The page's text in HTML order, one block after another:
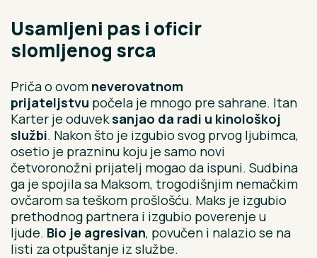
Usamljeni pas i oficir
slomljenog srca
Priča o ovom neverovatnom
prijateljstvu počela je mnogo pre sahrane. Itan
Karter je oduveksanjao da radi u kinološkoj
službi. Nakon što je izgubio svog prvog ljubimca,
osetio je prazninu koju je samo novi
četvoronožni prijatelj mogao da ispuni. Sudbina
ga je spojila sa Maksom, trogodišnjim nemačkim
ovčarom sa teškom prošlošću. Maks je izgubio
prethodnog partnera i izgubio poverenje u
ljude. Bio je agresivan, povučen i nalazio se na
listi za otpuštanje iz službe.